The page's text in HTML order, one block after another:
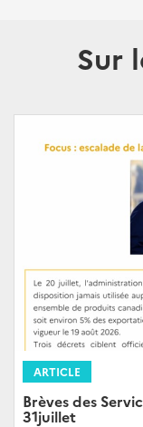
Sur
ARTICLE
Brèves des
31juillet